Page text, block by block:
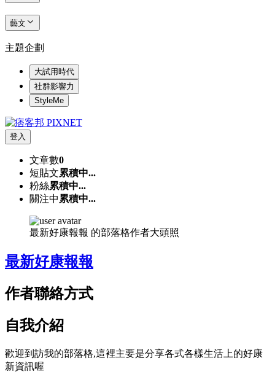
藝文
主題企劃
大試用時代
社群影響力
StyleMe
登入
文章數0
短貼文累積中...
粉絲累積中...
關注中 累積中...
最新好康報報 的部落格作者大頭照
最新好康報報
作者聯絡方式
自我介紹
歡迎到訪我的部落格,這裡主要是分享各式各樣生活上的好康
新資訊喔